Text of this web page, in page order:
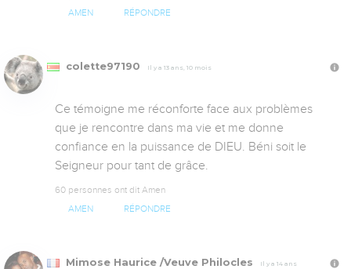
AMEN RÉPONDRE
colette97190 Il y a 13 ans, 10 mois
Ce témoigne me réconforte face aux problèmes
que je rencontre dans ma vie et me donne
confiance en la puissance de DIEU. Béni soit le
Seigneur pour tant de grâce.
60 personnes ont dit Amen
AMEN RÉPONDRE
Mimose Haurice /Veuve Philocles Il y a 14 ans